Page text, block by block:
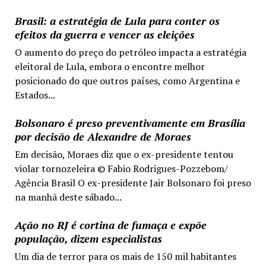
Brasil: a estratégia de Lula para conter os
efeitos da guerra e vencer as eleições
O aumento do preço do petróleo impacta a estratégia
eleitoral de Lula, embora o encontre melhor
posicionado do que outros países, como Argentina e
Estados...
Bolsonaro é preso preventivamente em Brasília
por decisão de Alexandre de Moraes
Em decisão, Moraes diz que o ex-presidente tentou
violar tornozeleira © Fabio Rodrigues-Pozzebom/
Agência Brasil O ex-presidente Jair Bolsonaro foi preso
na manhã deste sábado...
Ação no RJ é cortina de fumaça e expõe
população, dizem especialistas
Um dia de terror para os mais de 150 mil habitantes